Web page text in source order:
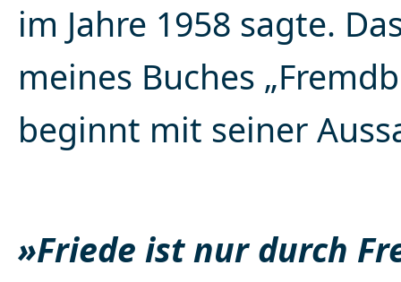
im Jahre 1958 sagte.
meines Buches
beginnt mit seiner
»Friede ist nur durch